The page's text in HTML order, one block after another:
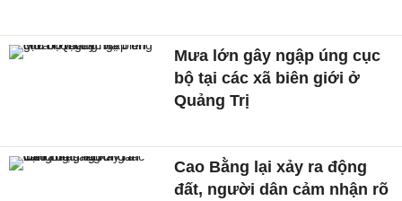
Mưa lớn gây ngập úng cục
bộ tại các xã biên giới ở
Quảng Trị
Cao Bằng lại xảy ra động
đất, người dân cảm nhận rõ